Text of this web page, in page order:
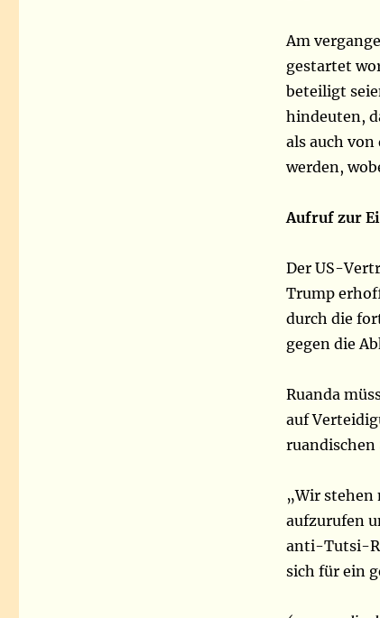
Am
gestartet
beteiligt
hindeuten,
als auch
werden,
Aufruf zur
Der US-
Trump
durch die
gegen die
Ruanda
auf
„Wir
aufzurufen
anti-Tutsi-
sich für ein